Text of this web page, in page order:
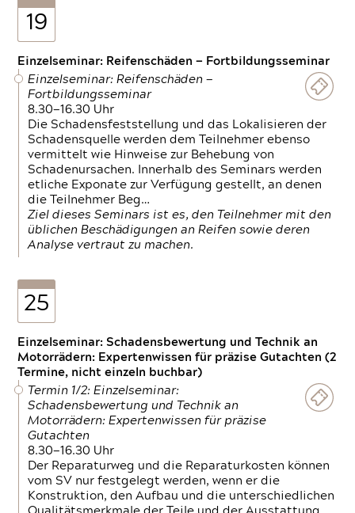
19
Einzelseminar: Reifenschäden — Fortbildungsseminar
Einzelseminar: Reifenschäden —
Fortbildungsseminar
8.30—16.30 Uhr
Die Schadensfeststellung und das Lokalisieren der
Schadensquelle werden dem Teilnehmer ebenso
vermittelt wie Hinweise zur Behebung von
Schadenursachen. Innerhalb des Seminars werden
etliche Exponate zur Verfügung gestellt, an denen
die Teilnehmer Beg…
Ziel dieses Seminars ist es, den Teilnehmer mit den
üblichen Beschädigungen an Reifen sowie deren
Analyse vertraut zu machen.
25
Einzelseminar: Schadensbewertung und Technik an
Motorrädern: Expertenwissen für präzise Gutachten (2
Termine, nicht einzeln buchbar)
Termin 1/2: Einzelseminar:
Schadensbewertung und Technik an
Motorrädern: Expertenwissen für präzise
Gutachten
8.30—16.30 Uhr
Der Reparaturweg und die Reparaturkosten können
vom SV nur festgelegt werden, wenn er die
Konstruktion, den Aufbau und die unterschiedlichen